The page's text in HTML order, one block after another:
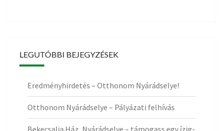
LEGUTÓBBI BEJEGYZÉSEK
Eredményhirdetés – Otthonom Nyárádselye!
Otthonom Nyárádselye – Pályázati felhívás